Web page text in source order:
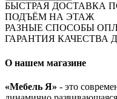
БЫСТРАЯ ДОСТАВКА
ПОДЪЁМ НА ЭТАЖ
РАЗНЫЕ СПОСОБЫ
ГАРАНТИЯ КАЧЕСТВА
О нашем магазине
«Мебель Я» - это